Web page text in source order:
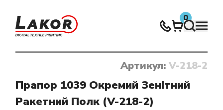
0
Нічого не знайдено
Артикул: V-218-2
Прапор 1039 Окремий Зенітний
Ракетний Полк (V-218-2)